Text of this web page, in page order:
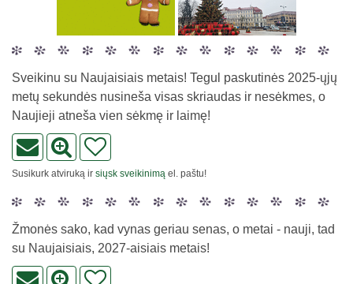
Sveikinu su Naujaisiais metais! Tegul paskutinės 2025-ųjų
metų sekundės nusineša visas skriaudas ir nesėkmes, o
Naujieji atneša vien sėkmę ir laimę!
Susikurk atviruką ir siųsk sveikinimą el. paštu!
Žmonės sako, kad vynas geriau senas, o metai - nauji, tad
su Naujaisiais, 2027-aisiais metais!